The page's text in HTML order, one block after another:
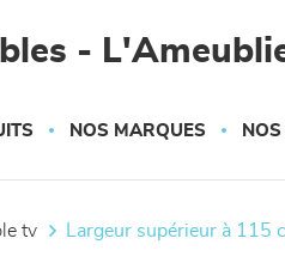
-
NOS MARQUES
tv largeur supérieur à 115